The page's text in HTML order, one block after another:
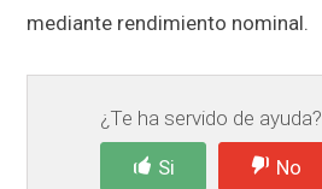
mediante rendimiento nominal.
¿Te ha servido de ayuda?
Si No